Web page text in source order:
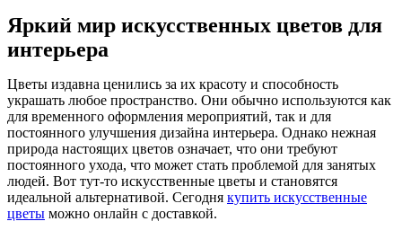
Яркий мир искусственных цветов для
интерьера
Цветы издавна ценились за их красоту и способность
украшать любое пространство. Они обычно используются как
для временного оформления мероприятий, так и для
постоянного улучшения дизайна интерьера. Однако нежная
природа настоящих цветов означает, что они требуют
постоянного ухода, что может стать проблемой для занятых
людей. Вот тут-то искусственные цветы и становятся
идеальной альтернативой. Сегодня купить искусственные
цветы можно онлайн с доставкой.